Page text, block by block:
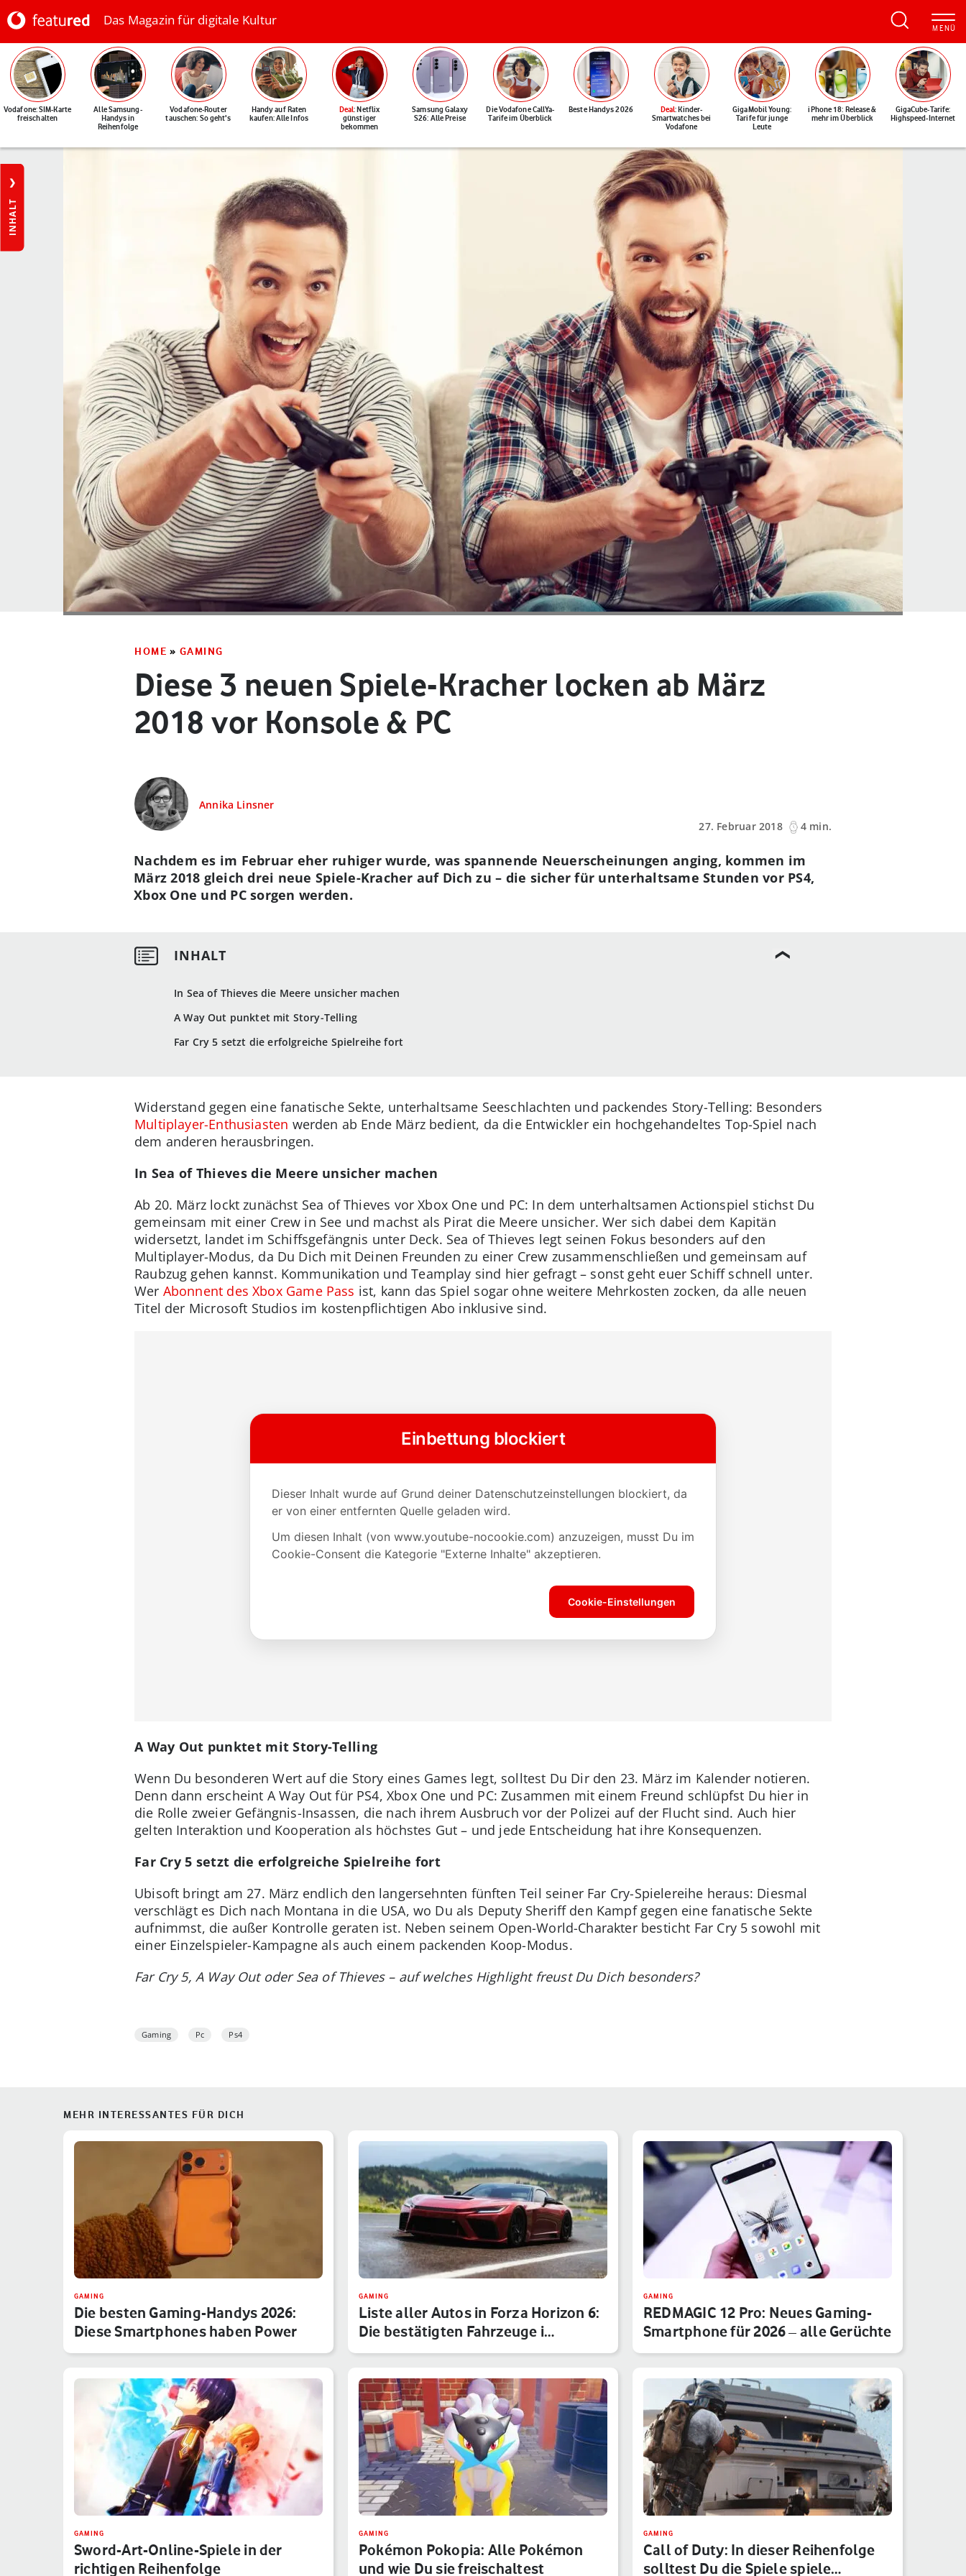
Das Magazin für digitale Kultur
Vodafone: SIM-Karte
freischalten
Alle Samsung-
Handys in
Reihenfolge
Vodafone-Router
tauschen: So geht's
Handy auf Raten
kaufen: Alle Infos
Deal: Netflix
günstiger
bekommen
Samsung Galaxy
S26: Alle Preise
Die Vodafone CallYa-
Tarife im Überblick
Beste Handys 2026 Deal: Kinder-
Smartwatches bei
Vodafone
GigaMobil Young:
Tarife für junge
Leute
iPhone 18: Release &
mehr im Überblick
GigaCube-Tarife:
Highspeed-Internet
INHALT
HOME » GAMING
Diese 3 neuen Spiele-Kracher locken ab März
2018 vor Konsole & PC
Annika Linsner
27. Februar 2018
4 min.
In Sea of Thieves die Meere unsicher machen
A Way Out punktet mit Story-Telling
Far Cry 5 setzt die erfolgreiche Spielreihe fort
Nachdem es im Februar eher ruhiger wurde, was spannende Neuerscheinungen anging, kommen im
März 2018 gleich drei neue Spiele-Kracher auf Dich zu – die sicher für unterhaltsame Stunden vor PS4,
Xbox One und PC sorgen werden.
Widerstand gegen eine fanatische Sekte, unterhaltsame Seeschlachten und packendes Story-Telling: Besonders
Multiplayer-Enthusiasten werden ab Ende März bedient, da die Entwickler ein hochgehandeltes Top-Spiel nach
dem anderen herausbringen.
In Sea of Thieves die Meere unsicher machen
Ab 20. März lockt zunächst Sea of Thieves vor Xbox One und PC: In dem unterhaltsamen Actionspiel stichst Du
gemeinsam mit einer Crew in See und machst als Pirat die Meere unsicher. Wer sich dabei dem Kapitän
widersetzt, landet im Schiffsgefängnis unter Deck. Sea of Thieves legt seinen Fokus besonders auf den
Multiplayer-Modus, da Du Dich mit Deinen Freunden zu einer Crew zusammenschließen und gemeinsam auf
Raubzug gehen kannst. Kommunikation und Teamplay sind hier gefragt – sonst geht euer Schiff schnell unter.
Wer Abonnent des Xbox Game Pass ist, kann das Spiel sogar ohne weitere Mehrkosten zocken, da alle neuen
Titel der Microsoft Studios im kostenpflichtigen Abo inklusive sind.
A Way Out punktet mit Story-Telling
Wenn Du besonderen Wert auf die Story eines Games legt, solltest Du Dir den 23. März im Kalender notieren.
Denn dann erscheint A Way Out für PS4, Xbox One und PC: Zusammen mit einem Freund schlüpfst Du hier in
die Rolle zweier Gefängnis-Insassen, die nach ihrem Ausbruch vor der Polizei auf der Flucht sind. Auch hier
gelten Interaktion und Kooperation als höchstes Gut – und jede Entscheidung hat ihre Konsequenzen.
Far Cry 5 setzt die erfolgreiche Spielreihe fort
Ubisoft bringt am 27. März endlich den langersehnten fünften Teil seiner Far Cry-Spielereihe heraus: Diesmal
verschlägt es Dich nach Montana in die USA, wo Du als Deputy Sheriff den Kampf gegen eine fanatische Sekte
aufnimmst, die außer Kontrolle geraten ist. Neben seinem Open-World-Charakter besticht Far Cry 5 sowohl mit
einer Einzelspieler-Kampagne als auch einem packenden Koop-Modus.
Far Cry 5, A Way Out oder Sea of Thieves – auf welches Highlight freust Du Dich besonders?
Gaming Pc Ps4
MEHR INTERESSANTES FÜR DICH
GAMING
Die besten Gaming-Handys 2026:
Diese Smartphones haben Power
GAMING
Liste aller Autos in Forza Horizon 6:
Die bestätigten Fahrzeuge i…
GAMING
REDMAGIC 12 Pro: Neues Gaming-
Smartphone für 2026 – alle Gerüchte
GAMING
Sword-Art-Online-Spiele in der
richtigen Reihenfolge
GAMING
Pokémon Pokopia: Alle Pokémon
und wie Du sie freischaltest
GAMING
Call of Duty: In dieser Reihenfolge
solltest Du die Spiele spiele…